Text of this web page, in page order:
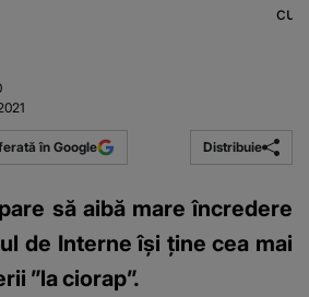
cu
în Google Distribuie
să aibă mare încredere
de Interne își ține cea mai
”la ciorap”.